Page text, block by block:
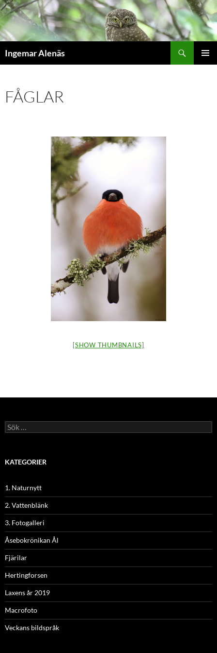
Hoppa
till
innehåll
Ingemar Alenäs
FÅGLAR
[SHOW THUMBNAILS]
Sök
efter:
KATEGORIER
1. Naturnytt
2. Vattenblänk
3. Fotogalleri
Åsebokrönikan Ål
Fjärilar
Hertingforsen
Laxens år 2019
Macrofoto
Veckans bildspråk